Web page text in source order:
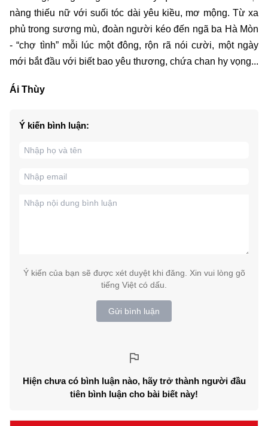
nàng thiếu nữ với suối tóc dài yêu kiều, mơ mộng. Từ xa
phủ trong sương mù, đoàn người kéo đến ngã ba Hà Mòn
- “chợ tình” mỗi lúc một đông, rộn rã nói cười, một ngày
mới bắt đầu với biết bao yêu thương, chứa chan hy vọng...
Ái Thùy
Ý kiến bình luận:
Ý kiến của bạn sẽ được xét duyệt khi đăng. Xin vui lòng gõ
tiếng Việt có dấu.
Gửi bình luận
Hiện chưa có bình luận nào, hãy trở thành người đầu
tiên bình luận cho bài biết này!